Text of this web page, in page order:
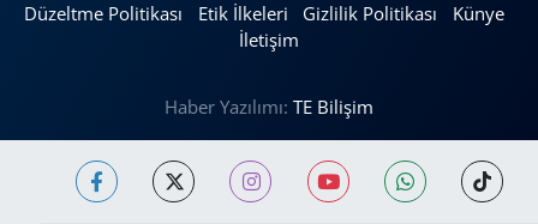
Düzeltme Politikası
Etik İlkeleri Gizlilik Politikası
Künye
İletişim
Haber Yazılımı: TE Bilişim